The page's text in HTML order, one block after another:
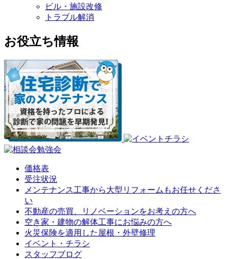
ビル・施設改修
トラブル解消
お役立ち情報
価格表
受注状況
メンテナンス工事から大型リフォームもお任せくださ
い
不動産の売買、リノベーションをお考えの方へ
空き家・建物の解体工事にお悩みの方へ
火災保険を適用した屋根・外壁修理
イベント・チラシ
スタッフブログ